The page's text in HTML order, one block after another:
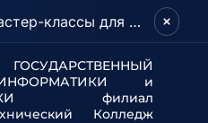
Обучающие курсы и мастер-классы для школьников и абитуриентов!
и
филиал
Колледж